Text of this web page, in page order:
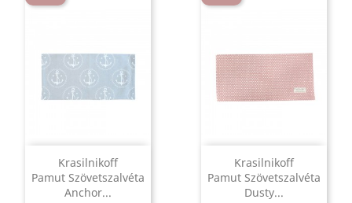
Krasilnikoff
Pamut Szövetszalvéta
Anchor...
Krasilnikoff
Pamut Szövetszalvéta
Dusty...